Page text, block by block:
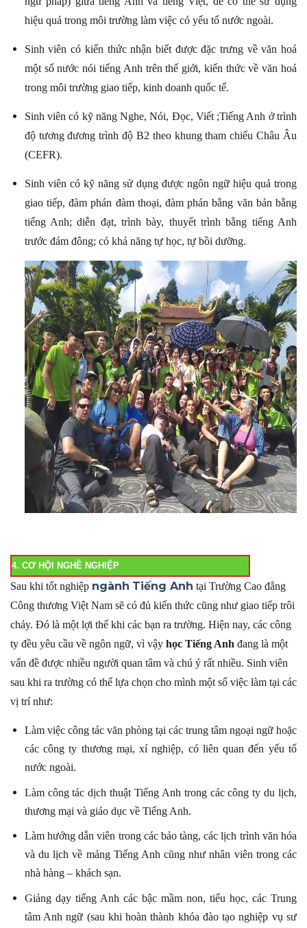
hiệu quả trong môi trường làm việc có yếu tố nước ngoài.
Sinh viên có kiến thức nhận biết được đặc trưng về văn hoá
một số nước nói tiếng Anh trên thế giới, kiến thức về văn hoá
trong môi trường giao tiếp, kinh doanh quốc tế.
Sinh viên có kỹ năng Nghe, Nói, Đọc, Viết ;Tiếng Anh ở trình
độ tương đương trình độ B2 theo khung tham chiếu Châu Âu
(CEFR).
Sinh viên có kỹ năng sử dụng được ngôn ngữ hiệu quả trong
giao tiếp, đàm phán đàm thoại, đàm phán bằng văn bản bằng
tiếng Anh; diễn đạt, trình bày, thuyết trình bằng tiếng Anh
trước đám đông; có khả năng tự học, tự bồi dưỡng.
4. CƠ HỘI NGHỀ NGHIỆP
Sau khi tốt nghiệp ngành Tiếng Anh tại Trường Cao đẳng
Công thương Việt Nam sẽ có đủ kiến thức cũng như giao tiếp trôi
chảy. Đó là một lợi thế khi các bạn ra trường. Hiện nay, các công
ty đều yêu cầu về ngôn ngữ, vì vậy học Tiếng Anh đang là một
vấn đề được nhiều người quan tâm và chú ý rất nhiều. Sinh viên
sau khi ra trường có thể lựa chọn cho mình một số việc làm tại các
vị trí như:
Làm việc công tác văn phòng tại các trung tâm ngoại ngữ hoặc
các công ty thương mại, xí nghiệp, có liên quan đến yếu tố
nước ngoài.
Làm công tác dịch thuật Tiếng Anh trong các công ty du lịch,
thương mại và giáo dục về Tiếng Anh.
Làm hướng dẫn viên trong các bảo tàng, các lịch trình văn hóa
và du lịch về mảng Tiếng Anh cũng như nhân viên trong các
nhà hàng – khách sạn.
Giảng dạy tiếng Anh các bậc mầm non, tiểu học, các Trung
tâm Anh ngữ (sau khi hoàn thành khóa đào tạo nghiệp vụ sư